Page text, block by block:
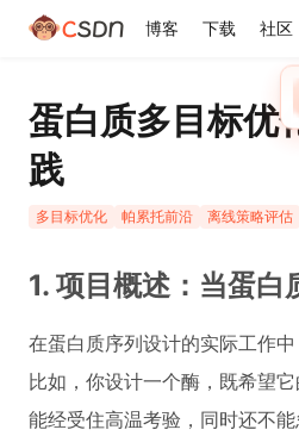
博客 下载 社区
蛋白质多目标优
践
多目标优化 帕累托前沿 离线策略评估
1. 项目概述：当蛋
在蛋白质序列设计的实际工作
比如，你设计一个酶，既希望
能经受住高温考验，同时还不